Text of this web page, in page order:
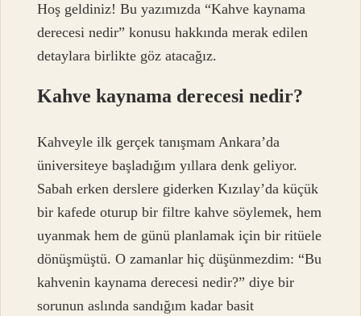
Hoş geldiniz! Bu yazımızda “Kahve kaynama
derecesi nedir” konusu hakkında merak edilen
detaylara birlikte göz atacağız.
Kahve kaynama derecesi nedir?
Kahveyle ilk gerçek tanışmam Ankara’da
üniversiteye başladığım yıllara denk geliyor.
Sabah erken derslere giderken Kızılay’da küçük
bir kafede oturup bir filtre kahve söylemek, hem
uyanmak hem de günü planlamak için bir ritüele
dönüşmüştü. O zamanlar hiç düşünmezdim: “Bu
kahvenin kaynama derecesi nedir?” diye bir
sorunun aslında sandığım kadar basit